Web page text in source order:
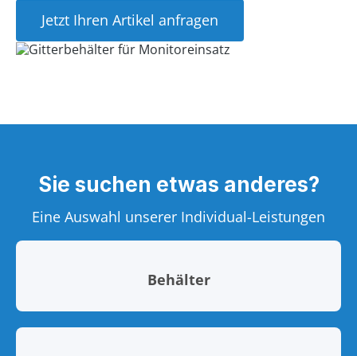
Jetzt Ihren Artikel anfragen
Sie suchen etwas anderes?
Eine Auswahl unserer Individual-Leistungen
Behälter